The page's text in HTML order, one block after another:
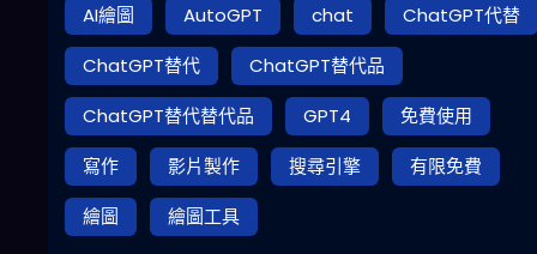
AI繪圖 AutoGPT chat
ChatGPT代替
ChatGPT替代
ChatGPT替代品
ChatGPT替代替代品
GPT4
免費使用
寫作
影片製作 搜尋引擎
有限免費
繪圖
繪圖工具